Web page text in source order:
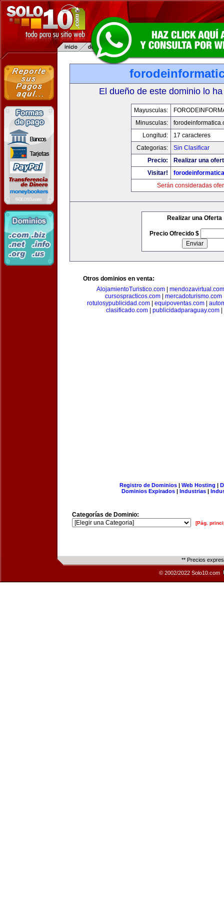
El dueño de este dominio lo
Mayusculas:
Minusculas:
Longitud:
17 caracteres
Categorias:
Sin Clasificar
Precio:
Realizar una
Visitar!
Serán consideradas
Realizar una Oferta
Precio Ofrecido $
Otros dominios en venta:
AlojamientoTuristico.com
mendozavirtual.com
cursospracticos.com| mercadoturismo.com
rotulosypublicidad.com
equipoventas.com
clasificado.com| publicidadparaguay.com|
Registro de Dominios| Web Hosting |
Dominios Expirados | Industrias |
Categorías de Dominio:
[Pág.
** Precios
© 2002/2022 Solo10.com